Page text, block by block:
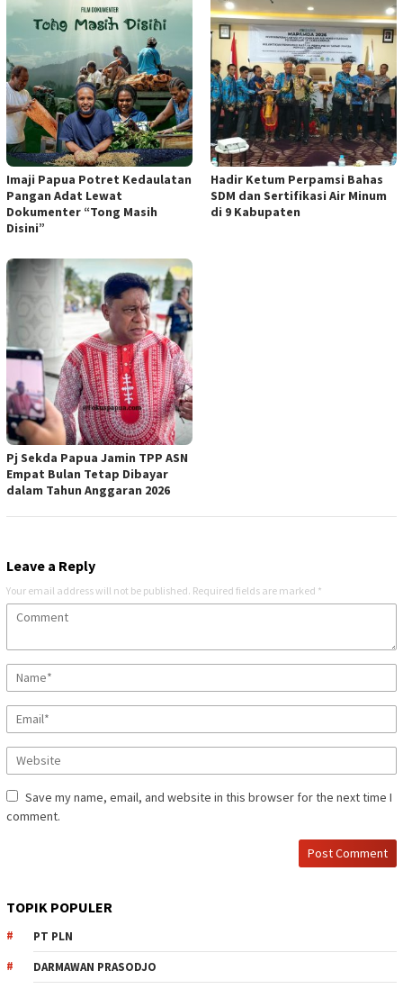
Imaji Papua Potret Kedaulatan
Pangan Adat Lewat
Dokumenter “Tong Masih
Disini”
Hadir Ketum Perpamsi Bahas
SDM dan Sertifikasi Air Minum
di 9 Kabupaten
Pj Sekda Papua Jamin TPP ASN
Empat Bulan Tetap Dibayar
dalam Tahun Anggaran 2026
Leave a Reply
Your email address will not be published. Required fields are marked *
Save my name, email, and website in this browser for the next time I
comment.
TOPIK POPULER
PT PLN
DARMAWAN PRASODJO